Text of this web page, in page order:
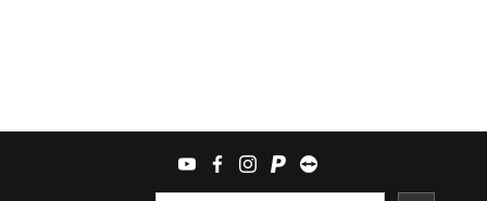
youtubefacebook
instagram
paypalteamviewer